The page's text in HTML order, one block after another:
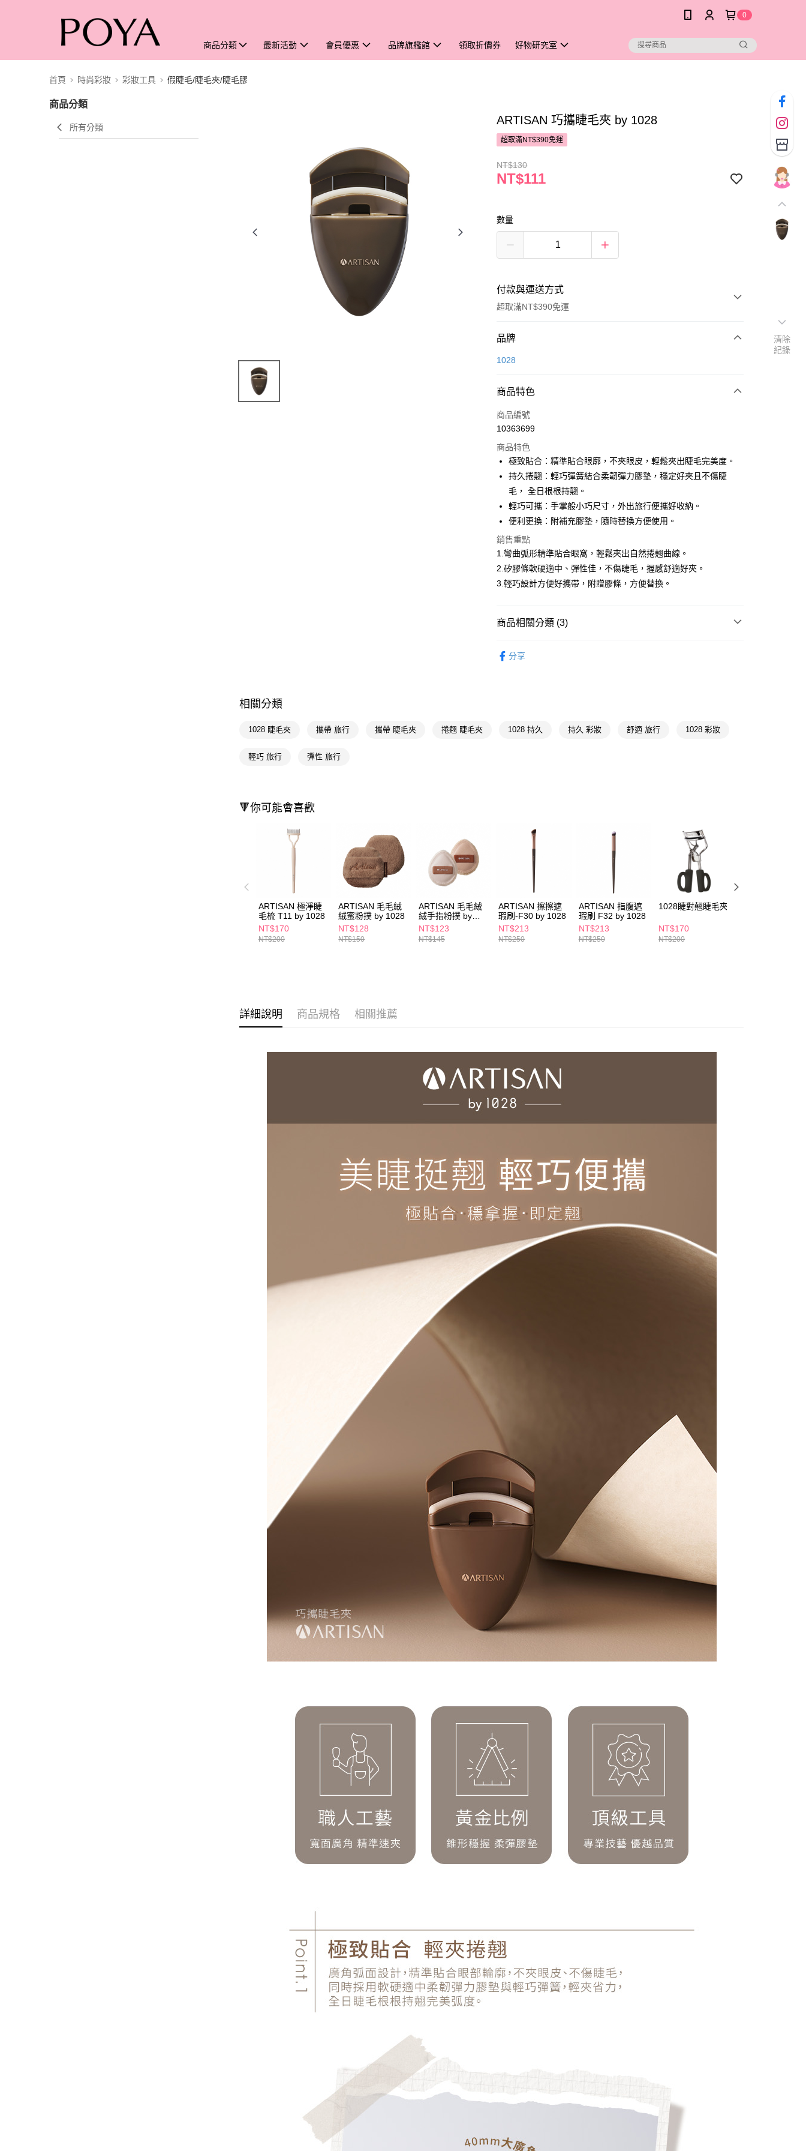
0
商品分類 最新活動 會員優惠 品牌旗艦館 領取折價券 好物研究室
首頁 時尚彩妝 彩妝工具 假睫毛/睫毛夾/睫毛膠
商品分類
所有分類
ARTISAN 巧攜睫毛夾 by 1028
超取滿NT$390免運
NT$130
NT$111
數量
付款與運送方式
超取滿NT$390免運
付款方式
POYA支付
LINE Pay
Apple Pay
街口支付
悠遊付
Google Pay
AFTEE先享後付
相關說明
【關於「AFTEE先享後付」】
AFTEE先享後付是「在收到商品之後才付款」的支付方式。 讓您購物簡單
便利好安心！
３．安心：先確認商品／服務後，再付款。
１．於結帳方式選擇「AFTEE先享後付」後，將跳轉至「AFTEE先享後
付」結帳頁面，進行簡訊認證並確認金額後，即可完成結帳。
先享後付繳納相關費用。
※ 交易是否成功請以「AFTEE先享後付 」之結帳頁面顯示為準，若有關於
https://aftee.tw/terms/#terms3
３．未成年的使用者請事先徵得法定代理人或監護人之同意方可使用
「AFTEE先享後付」，若未經同意申辦者引起之損失，本公司不負相關責
４．使用「AFTEE先享後付」時，將依據個別帳號之用戶狀況，依本公司
即時審查核予不同之上限額度；若仍有額度不足之情形，本公司將視審查
５．嚴禁一人註冊多個帳號或使用他人資訊註冊。若發現惡意使用之情
形，恩沛科技股份有限公司將有權停止該用戶之使用額度並採取法律行
動。
即享券
每筆NT$65，滿NT$390(含以上)免運費
每筆NT$65，滿NT$490(含以上)免運費
每筆NT$65，滿NT$490(含以上)免運費
宅配(本島)
每筆NT$100，滿NT$790(含以上)免運費
付款後寶雅門市自取(由倉庫統一出貨)
每筆NT$80，滿NT$290(含以上)免運費
品牌
1028
商品特色
商品編號
10363699
商品特色
極致貼合：精準貼合眼廓，不夾眼皮，輕鬆夾出睫毛完美度。
持久捲翹：輕巧彈簧結合柔韌彈力膠墊，穩定好夾且不傷睫
毛， 全日根根持翹。
輕巧可攜：手掌般小巧尺寸，外出旅行便攜好收納。
便利更換：附補充膠墊，隨時替換方便使用。
銷售重點
1.彎曲弧形精準貼合眼窩，輕鬆夾出自然捲翹曲線。
2.矽膠條軟硬適中、彈性佳，不傷睫毛，握感舒適好夾。
3.輕巧設計方便好攜帶，附贈膠條，方便替換。
商品相關分類 (3)
分享
相關分類
1028 睫毛夾 攜帶 旅行 攜帶 睫毛夾 捲翹 睫毛夾 1028 持久 持久 彩妝 舒適 旅行 1028 彩妝
輕巧 旅行 彈性 旅行
🔻你可能會喜歡
ARTISAN 極淨睫
毛梳 T11 by 1028
NT$170
NT$200
ARTISAN 毛毛絨
絨蜜粉撲 by 1028
NT$128
NT$150
ARTISAN 毛毛絨
絨手指粉撲 by
1028
NT$123
NT$145
ARTISAN 擦擦遮
瑕刷-F30 by 1028
NT$213
NT$250
ARTISAN 指腹遮
瑕刷 F32 by 1028
NT$213
NT$250
1028睫對翹睫毛夾
NT$170
NT$200
詳細說明 商品規格 相關推薦
清除
紀錄